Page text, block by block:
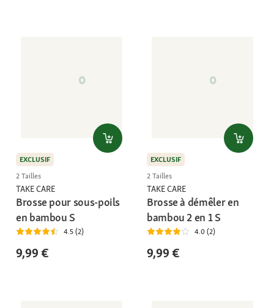
EXCLUSIF
2 Tailles
TAKE CARE
Brosse pour sous-poils
en bambou S
4.5 (2)
9,99 €
EXCLUSIF
2 Tailles
TAKE CARE
Brosse à démêler en
bambou 2 en 1 S
4.0 (2)
9,99 €